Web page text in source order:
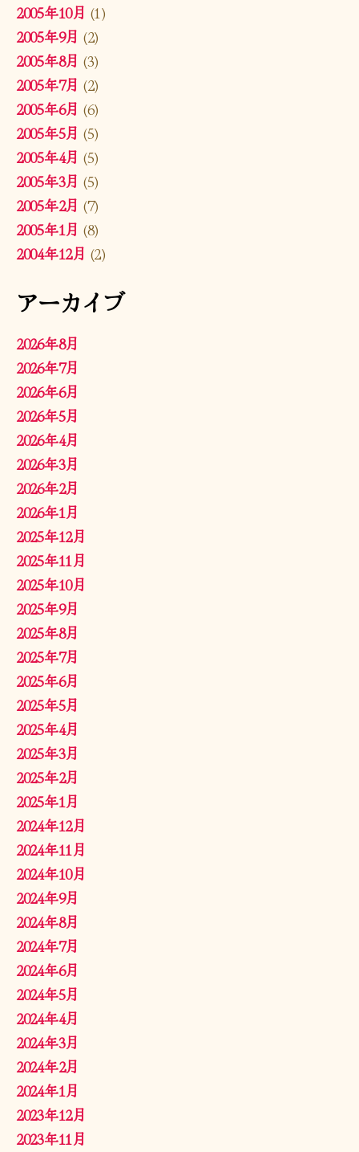
2005年10月 (1)
2005年9月 (2)
2005年8月 (3)
2005年7月 (2)
2005年6月 (6)
2005年5月 (5)
2005年4月 (5)
2005年3月 (5)
2005年2月 (7)
2005年1月 (8)
2004年12月 (2)
アーカイブ
2026年8月
2026年7月
2026年6月
2026年5月
2026年4月
2026年3月
2026年2月
2026年1月
2025年12月
2025年11月
2025年10月
2025年9月
2025年8月
2025年7月
2025年6月
2025年5月
2025年4月
2025年3月
2025年2月
2025年1月
2024年12月
2024年11月
2024年10月
2024年9月
2024年8月
2024年7月
2024年6月
2024年5月
2024年4月
2024年3月
2024年2月
2024年1月
2023年12月
2023年11月